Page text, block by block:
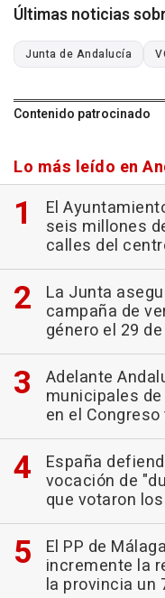
Últimas noticias
Junta de Andalucía
Contenido patrocinado
Lo más leído en
El
seis millones
calles del
La Junta
campaña de
género el 29
Adelante
municipales
en el
España
vocación de
que votaron
El PP de
incremente la
la provincia un